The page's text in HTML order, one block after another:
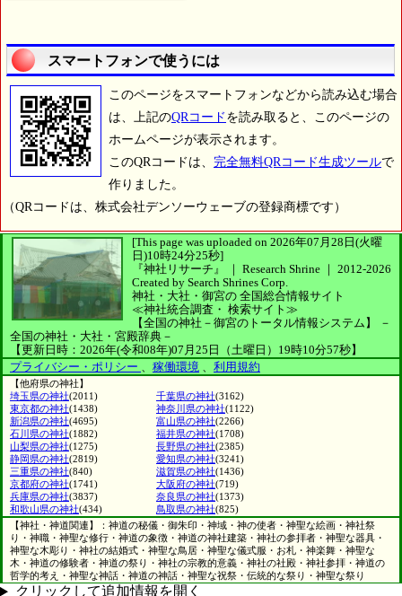
スマートフォンで使うには
このページをスマートフォンなどから読み込む場合
は、上記のQRコード を読み取ると、このページの
ホームページが表示されます。
このQRコードは、 完全無料QRコード生成ツールで
作りました。
（QRコードは、株式会社デンソーウェーブの登録商標です）
[This page was uploaded on 2026年07月28日(火曜
日)10時24分25秒]
『神社リサーチ』 ｜ Research Shrine ｜ 2012-2026
Created by Search Shrines Corp.
神社・大社・御宮の 全国総合情報サイト
≪神社統合調査・ 検索サイト≫
【全国の神社－御宮のトータル情報システム】
－
全国の神社・大社・宮殿辞典－
【更新日時：2026年(令和08年)07月25日（土曜日）19時10分57秒】
プライバシー・ポリシー 、 稼働環境 、 利用規約
【他府県の神社】
埼玉県の神社(2011) 千葉県の神社(3162)
東京都の神社(1438) 神奈川県の神社(1122)
新潟県の神社(4695) 富山県の神社(2266)
石川県の神社(1882) 福井県の神社(1708)
山梨県の神社(1275) 長野県の神社(2385)
静岡県の神社(2819) 愛知県の神社(3241)
三重県の神社(840) 滋賀県の神社(1436)
京都府の神社(1741) 大阪府の神社(719)
兵庫県の神社(3837) 奈良県の神社(1373)
和歌山県の神社(434) 鳥取県の神社(825)
【神社・神道関連】：神道の秘儀・御朱印・神域・神の使者・神聖な絵画・神社祭
り・神職・神聖な修行・神道の象徴・神道の神社建築・神社の参拝者・神聖な器具・
神聖な木彫り・神社の結婚式・神聖な鳥居・神聖な儀式服・お札・神楽舞・神聖な
木・神道の修験者・神道の祭り・神社の宗教的意義・神社の社殿・神社参拝・神道の
哲学的考え・神聖な神話・神道の神話・神聖な祝祭・伝統的な祭り・神聖な祭り
クリックして追加情報を開く